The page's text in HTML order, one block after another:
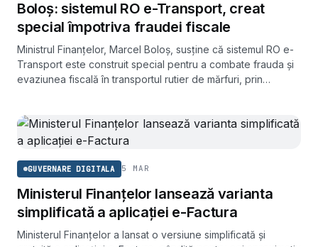
Boloș: sistemul RO e-Transport, creat
special împotriva fraudei fiscale
Ministrul Finanțelor, Marcel Boloș, susține că sistemul RO e-
Transport este construit special pentru a combate frauda și
evaziunea fiscală în transportul rutier de mărfuri, prin
GUVERNARE DIGITALA 5 MAR
Ministerul Finanțelor lansează varianta
simplificată a aplicației e-Factura
Ministerul Finanțelor a lansat o versiune simplificată și